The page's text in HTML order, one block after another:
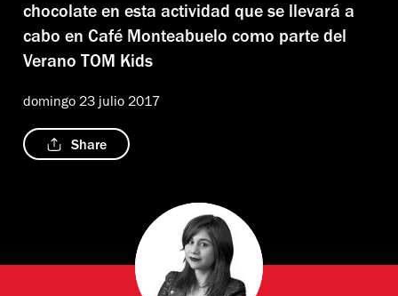
chocolate en esta actividad que se llevará a
cabo en Café Monteabuelo como parte del
Verano TOM Kids
domingo 23 julio 2017
Share